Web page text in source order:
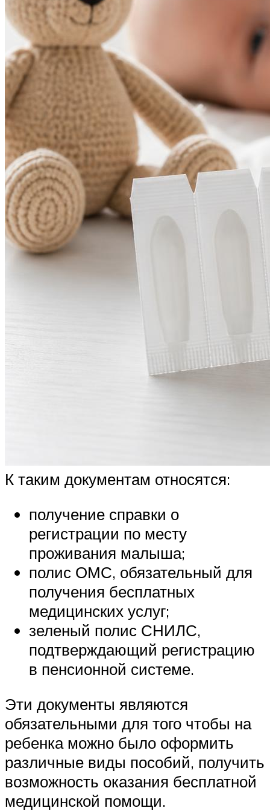
К таким документам относятся:
получение справки о
регистрации по месту
проживания малыша;
полис ОМС, обязательный для
получения бесплатных
медицинских услуг;
зеленый полис СНИЛС,
подтверждающий регистрацию
в пенсионной системе.
Эти документы являются
обязательными для того чтобы на
ребенка можно было оформить
различные виды пособий, получить
возможность оказания бесплатной
медицинской помощи.